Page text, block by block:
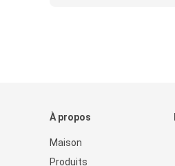
À propos
Maison
Produits